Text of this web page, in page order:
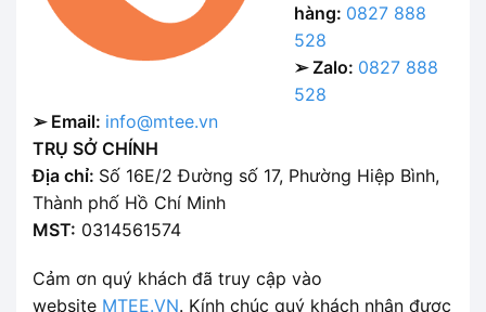
hàng: 0827 888
528
➢ Zalo: 0827 888
528
➢ Email: info@mtee.vn
TRỤ SỞ CHÍNH
Địa chỉ: Số 16E/2 Đường số 17, Phường Hiệp Bình,
Thành phố Hồ Chí Minh
MST: 0314561574
Cảm ơn quý khách đã truy cập vào
website MTEE.VN. Kính chúc quý khách nhận được